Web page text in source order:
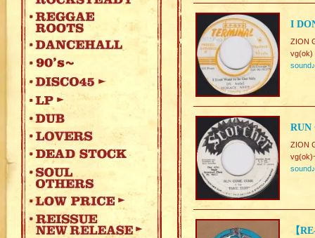
I
ZION
vg(ok)
sound♪
RUN
ZION
sound♪
【